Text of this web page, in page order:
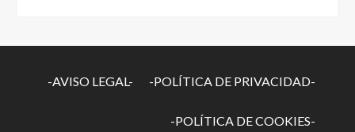
-AVISO LEGAL- -POLÍTICA DE PRIVACIDAD-
-POLÍTICA DE COOKIES-